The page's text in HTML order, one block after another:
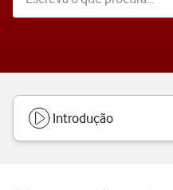
Introdução